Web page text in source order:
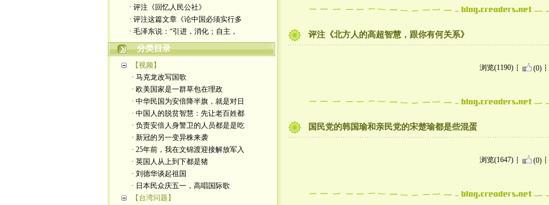
· 评注《回忆人民公社》
· 评注这篇文章《论中国必须实行多
· 毛泽东说：“引进，消化；自主，
分类目录
【视频】
· 马克龙改写国歌
· 欧美国家是一群草包在理政
· 中华民国为安倍降半旗，就是对日
· 中国人的脱贫智慧：先让老百姓都
· 负责安倍人身警卫的人员都是是吃
· 新冠的另一变异株来袭
· 25年前，我在文锦渡迎接解放军入
· 英国人从上到下都是猪
· 刘德华谈起祖国
· 日本民众庆五一，高唱国际歌
【台湾问题】
评注《北方人的高超智慧，跟你有何关系》
浏览(1190) (0)
国民党的韩国瑜和亲民党的宋楚瑜都是些混蛋
浏览(1647) (0)